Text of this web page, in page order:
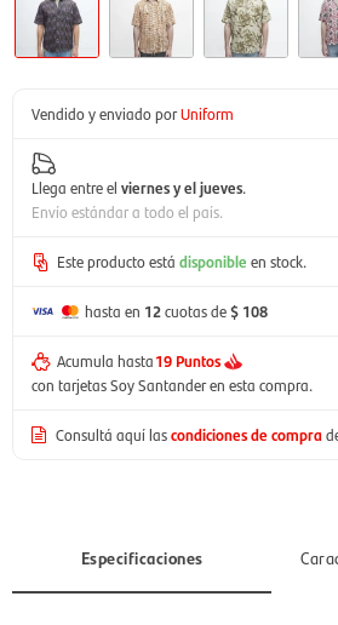
Vendido y enviado porUniform
Llega entre el viernes y el jueves.
Envío estándar a todo el país.
Este producto está disponible en stock.
hasta en 12cuotas de$ 108
Acumula hasta19 Puntos
con tarjetas Soy Santander en esta compra.
Consultá aquí lascondiciones de compra
Especificaciones